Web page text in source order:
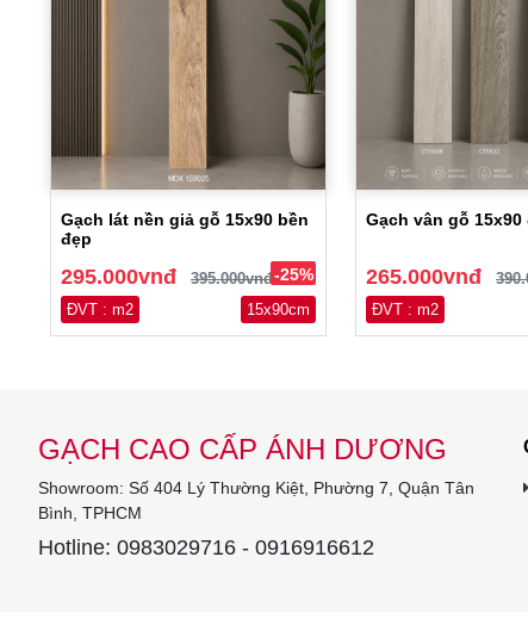
Gạch lát nền giả gỗ 15x90 bền
đẹp
295.000vnđ 395.000vnđ -25%
ĐVT : m2 15x90cm
Gạch vân gỗ 15x90
265.000vnđ
ĐVT : m2
GẠCH CAO CẤP ÁNH DƯƠNG
Showroom: Số 404 Lý Thường Kiệt, Phường 7, Quận Tân
Bình, TPHCM
Hotline: 0983029716 - 0916916612